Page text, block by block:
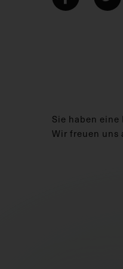
Sie haben
Wir freuen uns